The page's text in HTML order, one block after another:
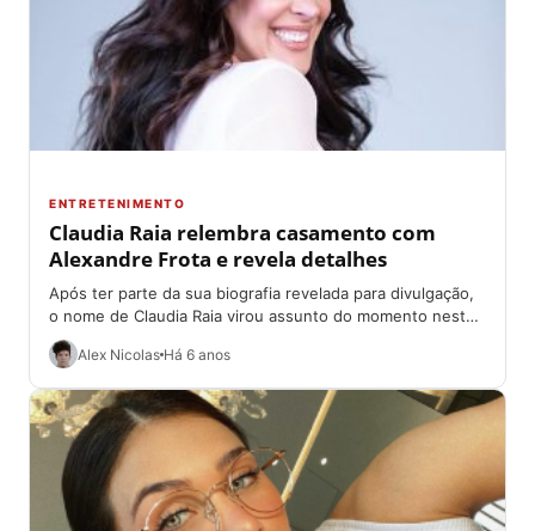
ENTRETENIMENTO
Claudia Raia relembra casamento com
Alexandre Frota e revela detalhes
Após ter parte da sua biografia revelada para divulgação,
o nome de Claudia Raia virou assunto do momento neste
domingo (25). A...
Alex Nicolas Há 6 anos